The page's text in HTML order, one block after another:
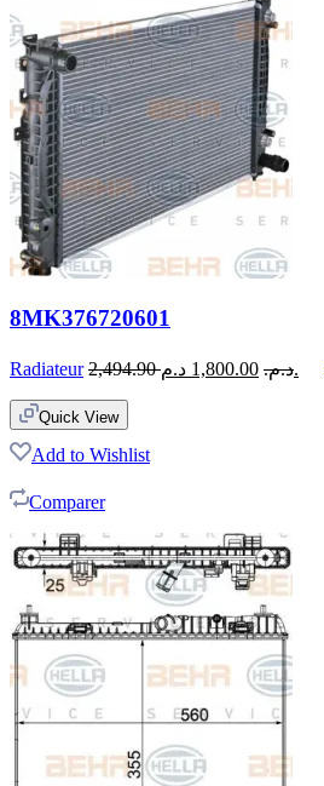
8MK376720601
Radiateur 2,494.90 د.م. 1,800.00 د.م.
Quick View
Add to Wishlist
Comparer